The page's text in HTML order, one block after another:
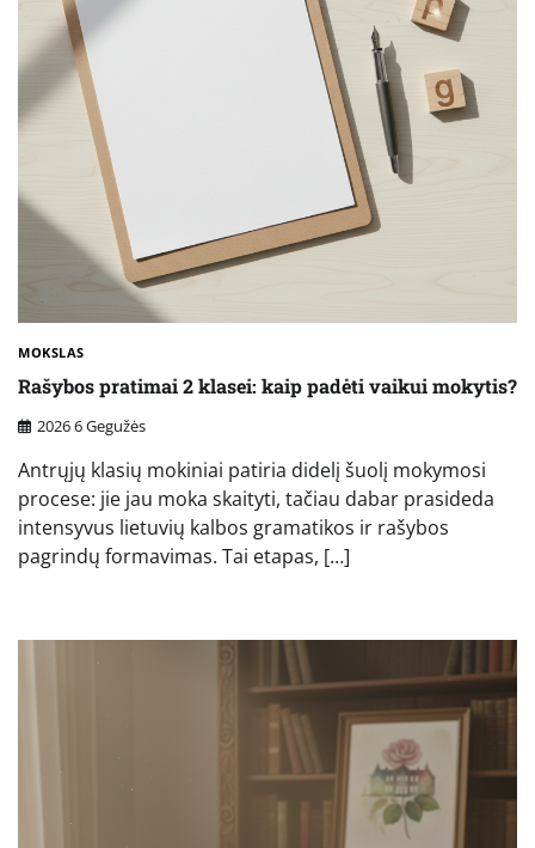
MOKSLAS
Rašybos pratimai 2 klasei: kaip padėti vaikui mokytis?
2026 6 Gegužės
Antrųjų klasių mokiniai patiria didelį šuolį mokymosi
procese: jie jau moka skaityti, tačiau dabar prasideda
intensyvus lietuvių kalbos gramatikos ir rašybos
pagrindų formavimas. Tai etapas, […]